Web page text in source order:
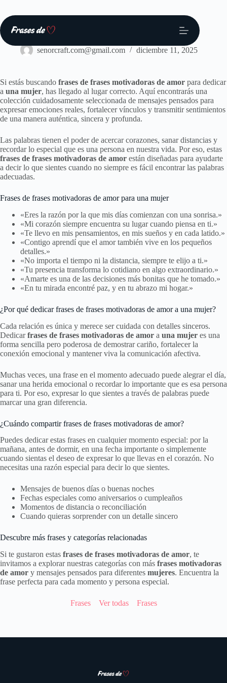
contenido
Frases
senorcraft.com@gmail.com diciembre 11, 2025
Si estás buscando frases de frases motivadoras de amor para dedicar
a una mujer, has llegado al lugar correcto. Aquí encontrarás una
colección cuidadosamente seleccionada de mensajes pensados para
expresar emociones reales, fortalecer vínculos y transmitir sentimientos
de una manera auténtica, sincera y profunda.
Las palabras tienen el poder de acercar corazones, sanar distancias y
recordar lo especial que es una persona en nuestra vida. Por eso, estas
frases de frases motivadoras de amor están diseñadas para ayudarte
a decir lo que sientes cuando no siempre es fácil encontrar las palabras
adecuadas.
Frases de frases motivadoras de amor para una mujer
«Eres la razón por la que mis días comienzan con una sonrisa.»
«Mi corazón siempre encuentra su lugar cuando piensa en ti.»
«Te llevo en mis pensamientos, en mis sueños y en cada latido.»
«Contigo aprendí que el amor también vive en los pequeños
detalles.»
«No importa el tiempo ni la distancia, siempre te elijo a ti.»
«Tu presencia transforma lo cotidiano en algo extraordinario.»
«Amarte es una de las decisiones más bonitas que he tomado.»
«En tu mirada encontré paz, y en tu abrazo mi hogar.»
¿Por qué dedicar frases de frases motivadoras de amor a una mujer?
Cada relación es única y merece ser cuidada con detalles sinceros.
Dedicarfrases de frases motivadoras de amor a una mujer es una
forma sencilla pero poderosa de demostrar cariño, fortalecer la
conexión emocional y mantener viva la comunicación afectiva.
Muchas veces, una frase en el momento adecuado puede alegrar el día,
sanar una herida emocional o recordar lo importante que es esa persona
para ti. Por eso, expresar lo que sientes a través de palabras puede
marcar una gran diferencia.
¿Cuándo compartir frases de frases motivadoras de amor?
Puedes dedicar estas frases en cualquier momento especial: por la
mañana, antes de dormir, en una fecha importante o simplemente
cuando sientas el deseo de expresar lo que llevas en el corazón. No
necesitas una razón especial para decir lo que sientes.
Mensajes de buenos días o buenas noches
Fechas especiales como aniversarios o cumpleaños
Momentos de distancia o reconciliación
Cuando quieras sorprender con un detalle sincero
Descubre más frases y categorías relacionadas
Si te gustaron estas frases de frases motivadoras de amor, te
invitamos a explorar nuestras categorías con más frases motivadoras
de amor y mensajes pensados para diferentes mujeres. Encuentra la
frase perfecta para cada momento y persona especial.
Frases Ver todas Frases